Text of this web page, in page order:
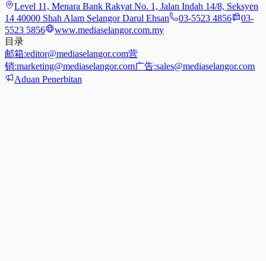
Level 11, Menara Bank Rakyat No. 1, Jalan Indah 14/8, Seksyen
14 40000 Shah Alam Selangor Darul Ehsan
03-5523 4856
03-
5523 5856
www.mediaselangor.com.my
目录
邮箱:editor@mediaselangor.com营
销:marketing@mediaselangor.com广告:sales@mediaselangor.com
Aduan Penerbitan